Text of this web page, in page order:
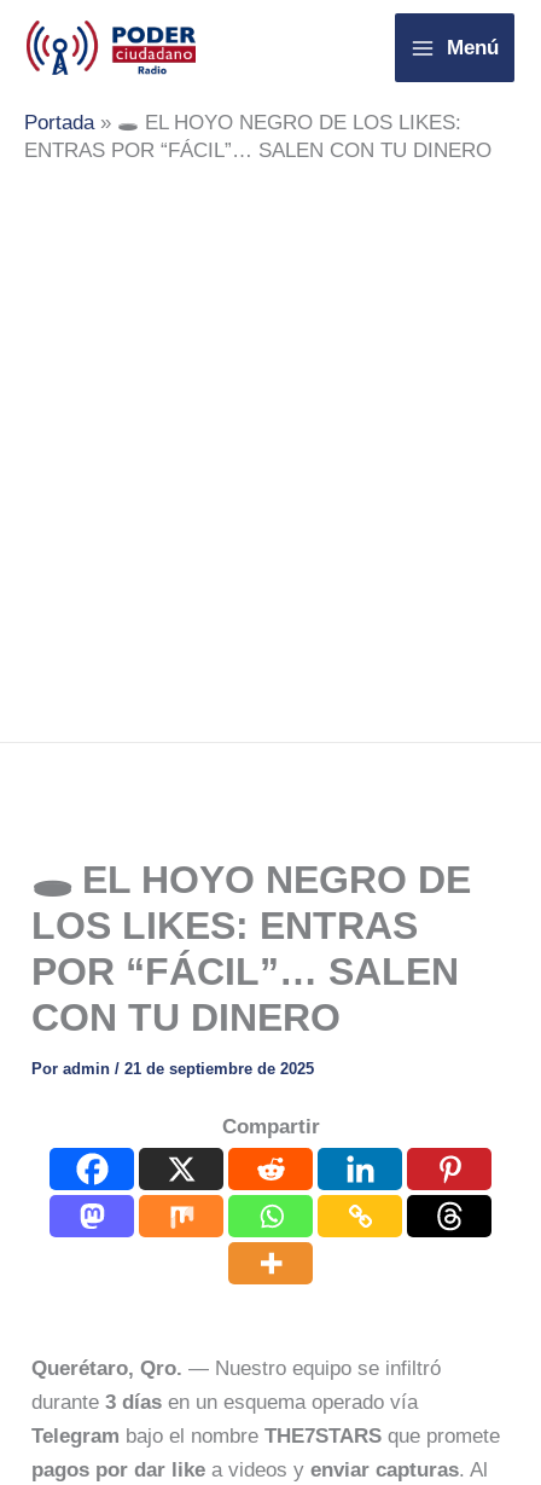
contenido
Menú
Portada» 🕳️ EL HOYO NEGRO DE LOS LIKES:
ENTRAS POR “FÁCIL”… SALEN CON TU DINERO
🕳️ EL HOYO NEGRO DE
LOS LIKES: ENTRAS
POR “FÁCIL”… SALEN
CON TU DINERO
Poradmin/21 de septiembre de 2025
Compartir
Querétaro, Qro. — Nuestro equipo se infiltró
durante3 días en un esquema operado vía
Telegram bajo el nombreTHE7STARS que promete
pagos por dar like a videos yenviar capturas. Al